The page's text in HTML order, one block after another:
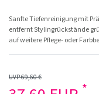
Sanfte Tiefenreinigung mit
entfernt Stylingrückstände
auf weitere Pflege- oder
UVP 69,60 €
*